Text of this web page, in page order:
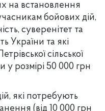
на встановлення
бойових дій,
суверенітет та
України та які
сільської
у розмірі 50 000 грн
які потребують
(від 10 000 грн